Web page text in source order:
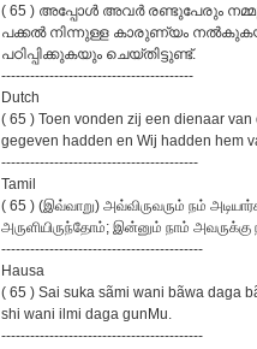
( 65 ) അപ്പോള്‍ അവര്‍ രണ്ടുപേരും
പക്കല്‍ നിന്നുള്ള കാരുണ്യം
പഠിപ്പിക്കുകയും ചെയ്തിട്ടുണ്ട്‌.
----------------------------------------
Dutch
( 65 ) Toen vonden zij een dienaar
gegeven hadden en Wij hadden hem
-----------------------------------------
Tamil
( 65 ) (இவ்வாறு) அவ்விருவரும் நம்
அருளியிருந்தோம்; இன்னும் நாம் அவருக்கு
------------------------------------------
Hausa
( 65 ) Sai suka sãmi wani bãwa daga
shi wani ilmi daga gunMu.
------------------------------------------